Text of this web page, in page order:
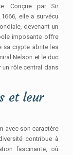
Conçue par Sir
elle a survécu
devenant un
imposante offre
sa crypte abrite les
Nelson et le duc
un rôle central dans
et leur
avec son caractère
contribue à
fascinante, où